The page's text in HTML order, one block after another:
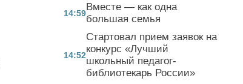
14:59
Вместе — как одна
большая семья
14:52
Стартовал прием заявок на
конкурс «Лучший
школьный педагог-
библиотекарь России»